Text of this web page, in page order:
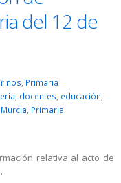
del 12 de
Primaria
, docentes, educación,
Murcia, Primaria
relativa al acto de